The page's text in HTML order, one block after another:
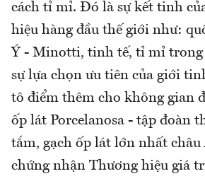
cách tỉ mỉ. Đó là sự kết tinh
hiệu hàng đầu thế giới như:
Ý - Minotti, tinh tế, tỉ mỉ trong
sự lựa chọn ưu tiên của giới
tô điểm thêm cho không gian
ốp lát Porcelanosa - tập đoàn
tắm, gạch ốp lát lớn nhất châu
chứng nhận Thương hiệu giá